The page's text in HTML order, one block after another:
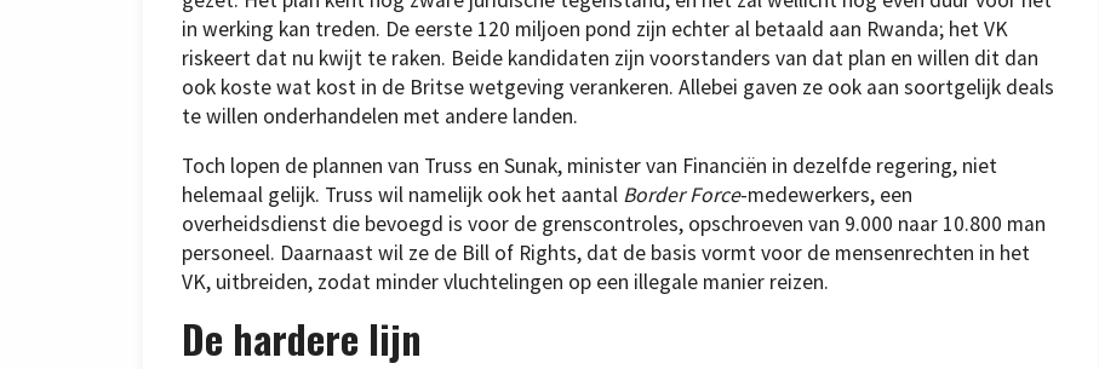
in werking kan treden. De eerste 120 miljoen pond zijn echter al betaald aan Rwanda; het VK
riskeert dat nu kwijt te raken. Beide kandidaten zijn voorstanders van dat plan en willen dit dan
ook koste wat kost in de Britse wetgeving verankeren. Allebei gaven ze ook aan soortgelijk deals
te willen onderhandelen met andere landen.
Toch lopen de plannen van Truss en Sunak, minister van Financiën in dezelfde regering, niet
helemaal gelijk. Truss wil namelijk ook het aantal Border Force-medewerkers, een
overheidsdienst die bevoegd is voor de grenscontroles, opschroeven van 9.000 naar 10.800 man
personeel. Daarnaast wil ze de Bill of Rights, dat de basis vormt voor de mensenrechten in het
VK, uitbreiden, zodat minder vluchtelingen op een illegale manier reizen.
De hardere lijn